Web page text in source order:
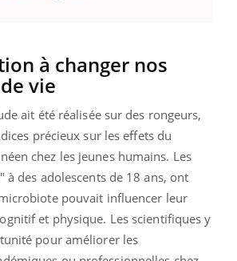
à changer nos
vie
ait été réalisée sur des rongeurs,
précieux sur les effets du
chez les jeunes humains. Les
à des adolescents de 18 ans, ont
pouvait influencer leur
et physique. Les scientifiques y
pour améliorer les